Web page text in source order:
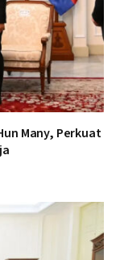
Many, Perkuat